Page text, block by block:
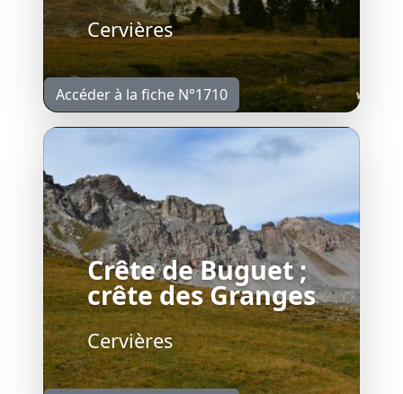
Cervières
Accéder à la fiche N°1710
Crête de Buguet ;
crête des Granges
Cervières